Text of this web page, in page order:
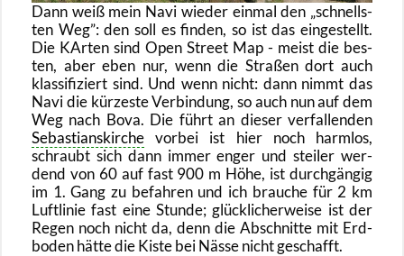
Dann weiß mein Navi wie­der ein­mal den schnells­
ten Weg : den soll es fin­den, so ist das ein­ge­stellt.
Die KAr­ten sind Open Street Map - meist die bes­
ten, aber eben nur, wenn die Stra­ßen dort auch
klas­si­fi­ziert sind. Und wenn nicht: dann nimmt das
Navi die kür­zes­te Ver­bin­dung, so auch nun auf dem
Weg nach Bova. Die führt an die­ser ver­fal­len­den
Se­bas­tians­kir­che vor­bei ist hier noch harm­los,
schraubt sich dann immer enger und stei­ler wer­
dend von 60 auf fast 900 m Höhe, ist durch­gän­gig
im 1. Gang zu be­fah­ren und ich brau­che für 2 km
Luft­li­nie fast eine Stun­de; glück­li­cher­wei­se ist der
Regen noch nicht da, denn die Ab­schnit­te mit Erd­
bo­den hätte die Kiste bei Nässe nicht ge­schafft.